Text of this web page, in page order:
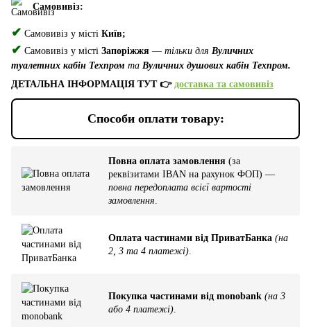
Самовивіз:
✔ Самовивіз у місті Київ;
✔ Самовивіз у місті Запоріжжя — тільки для Вуличних
туалетних кабін Техпром та Вуличних душових кабін Техпром.
ДЕТАЛЬНА ІНФОРМАЦІЯ ТУТ 👉 доставка та самовивіз
Способи оплати товару:
Повна оплата замовлення (за
реквізитами IBAN на рахунок ФОП) —
повна передоплата всієї вартості
замовлення
Оплата частинами від ПриватБанка (на
2, 3 та 4 платежі)
Покупка частинами від monobank (на 3
або 4 платежі)